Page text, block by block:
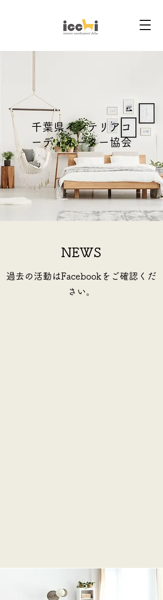
千葉県インテリアコ
ーディネーター協会
NEWS
過去の活動はFacebookをご確認くだ
さい。